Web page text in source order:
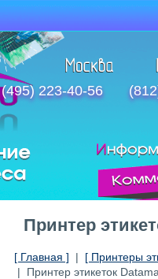
(495) 223-40-56
Принтер
[ Главная ] | [ Принтеры
| Принтер этикеток